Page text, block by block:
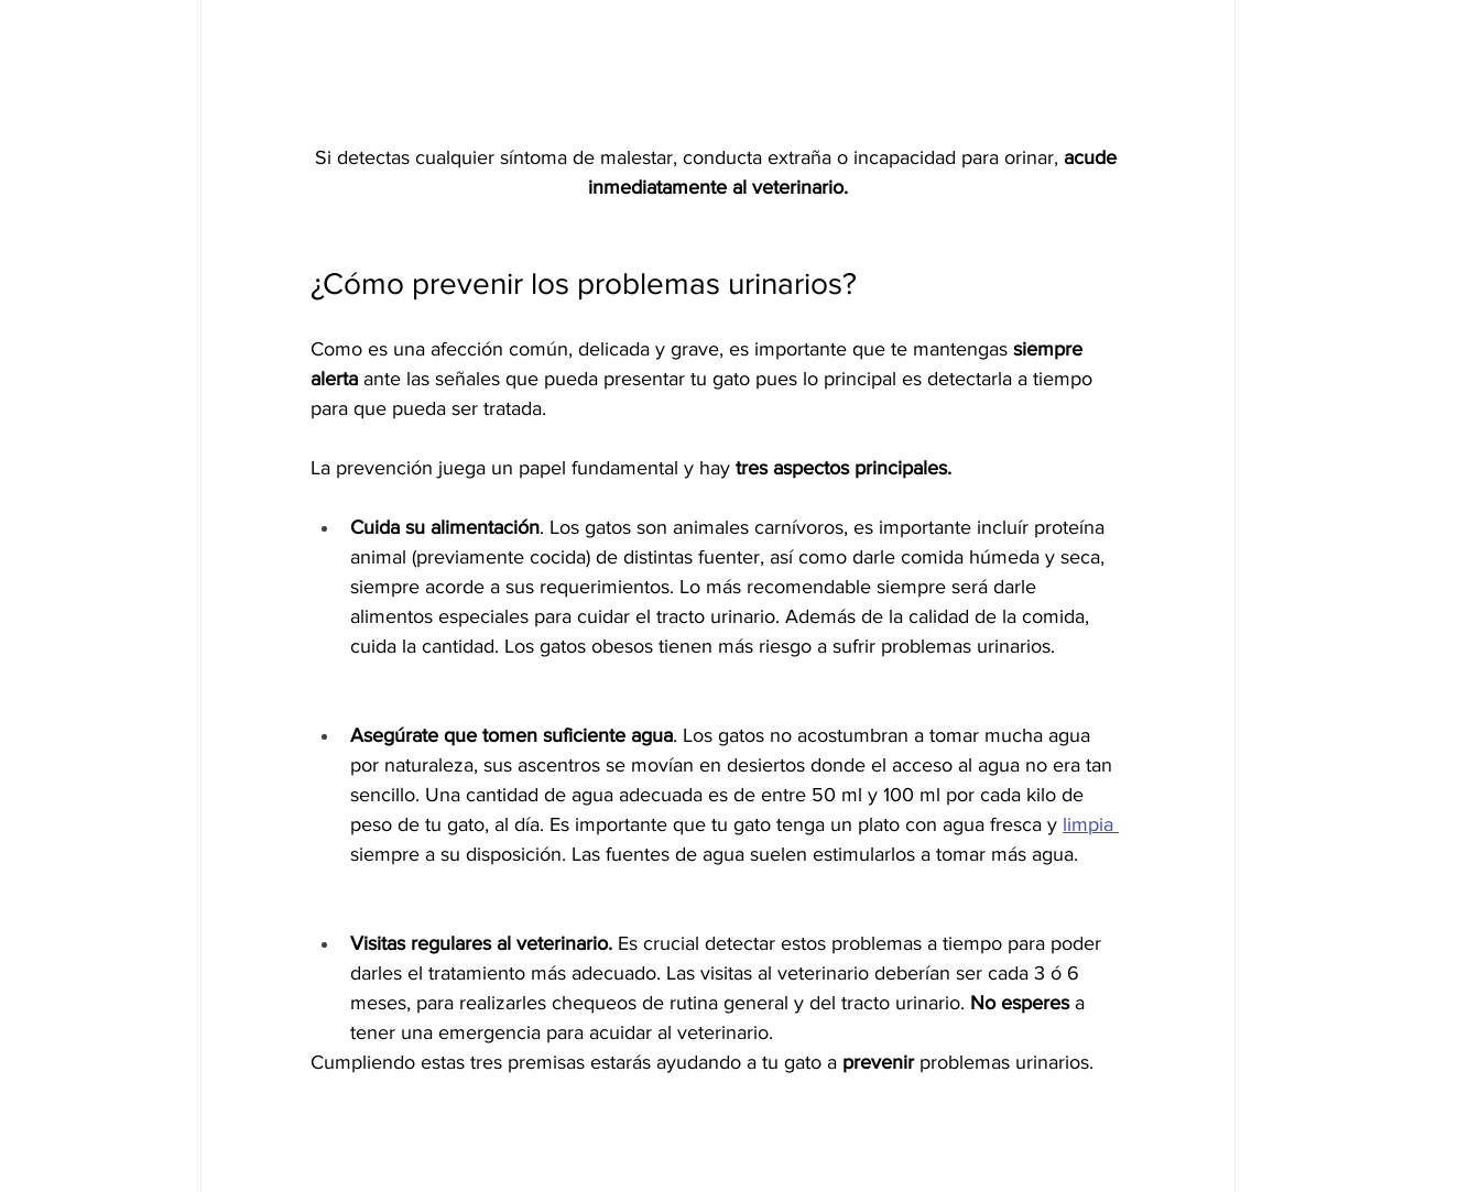
Si detectas cualquier síntoma de malestar, conducta extraña o incapacidad para orinar, acude
inmediatamente al veterinario.
¿Cómo prevenir los problemas urinarios?
Como es una afección común, delicada y grave, es importante que te mantengas siempre
alerta ante las señales que pueda presentar tu gato pues lo principal es detectarla a tiempo
para que pueda ser tratada.
La prevención juega un papel fundamental y hay tres aspectos principales.
Cuida su alimentación. Los gatos son animales carnívoros, es importante incluír proteína
animal (previamente cocida) de distintas fuenter, así como darle comida húmeda y seca,
siempre acorde a sus requerimientos. Lo más recomendable siempre será darle
alimentos especiales para cuidar el tracto urinario. Además de la calidad de la comida,
cuida la cantidad. Los gatos obesos tienen más riesgo a sufrir problemas urinarios.
Asegúrate que tomen suficiente agua. Los gatos no acostumbran a tomar mucha agua
por naturaleza, sus ascentros se movían en desiertos donde el acceso al agua no era tan
sencillo. Una cantidad de agua adecuada es de entre 50 ml y 100 ml por cada kilo de
peso de tu gato, al día. Es importante que tu gato tenga un plato con agua fresca y limpia
siempre a su disposición. Las fuentes de agua suelen estimularlos a tomar más agua.
Visitas regulares al veterinario. Es crucial detectar estos problemas a tiempo para poder
darles el tratamiento más adecuado. Las visitas al veterinario deberían ser cada 3 ó 6
meses, para realizarles chequeos de rutina general y del tracto urinario. No esperes a
tener una emergencia para acuidar al veterinario.
Cumpliendo estas tres premisas estarás ayudando a tu gato a prevenir problemas urinarios.